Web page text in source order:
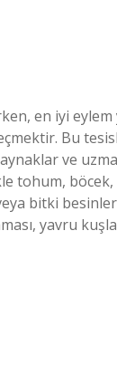
en iyi
Bu
ve
böcek,
bitki
yavru